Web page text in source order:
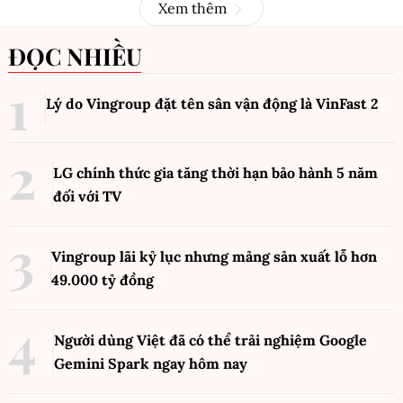
Xem thêm
ĐỌC NHIỀU
Lý do Vingroup đặt tên sân vận động là VinFast 2
LG chính thức gia tăng thời hạn bảo hành 5 năm
đối với TV
Vingroup lãi kỷ lục nhưng mảng sản xuất lỗ hơn
49.000 tỷ đồng
Người dùng Việt đã có thể trải nghiệm Google
Gemini Spark ngay hôm nay